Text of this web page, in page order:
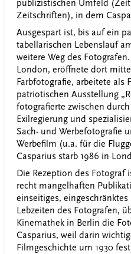
publizistischen Umfeld
Zeitschriften), in dem
Ausgespart ist, bis auf ein
tabellarischen Lebenslauf
weitere Weg des
London, eröffnete dort
Farbfotografie, arbeitete als
patriotischen Ausstellung
fotografierte zwischen
Exilregierung und
Sach- und Werbefotografie
Werbefilm (u.a. für die
Casparius starb 1986 in
Die Rezeption des Fotograf
recht mangelhaften
einseitiges,
Lebzeiten des Fotografen,
Kinemathek in Berlin die
Casparius, weil darin
Filmgeschichte um 1930